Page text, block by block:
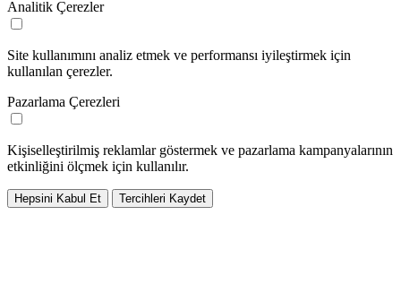
Analitik Çerezler
Site kullanımını analiz etmek ve performansı iyileştirmek için
kullanılan çerezler.
Pazarlama Çerezleri
Kişiselleştirilmiş reklamlar göstermek ve pazarlama kampanyalarının
etkinliğini ölçmek için kullanılır.
Hepsini Kabul Et Tercihleri Kaydet